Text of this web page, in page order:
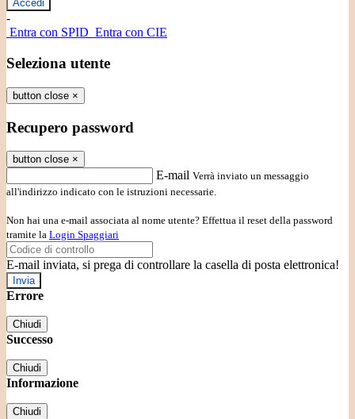
-
Entra con SPID Entra con CIE
Seleziona utente
button close ×
Recupero password
button close ×
E-mail Verrà inviato un messaggio
all'indirizzo indicato con le istruzioni necessarie.
Non hai una e-mail associata al nome utente? Effettua il reset della password
tramite la Login Spaggiari
E-mail inviata, si prega di controllare la casella di posta elettronica!
Errore
Chiudi
Successo
Chiudi
Informazione
Chiudi